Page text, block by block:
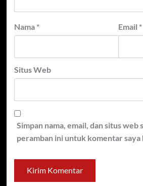
Nama * Email *
Situs Web
Simpan nama, email, dan situs web
peramban ini untuk komentar saya